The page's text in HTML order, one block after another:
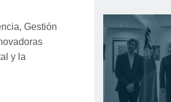
Gestión
y la